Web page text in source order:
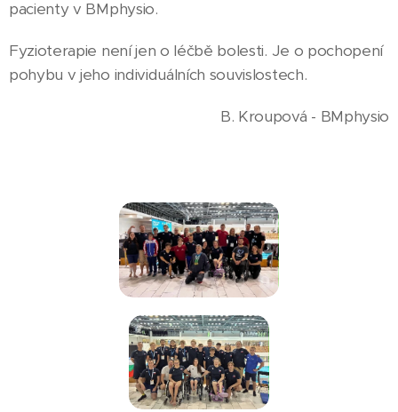
pacienty v BMphysio.
Fyzioterapie není jen o léčbě bolesti. Je o pochopení
pohybu v jeho individuálních souvislostech.
B. Kroupová - BMphysio